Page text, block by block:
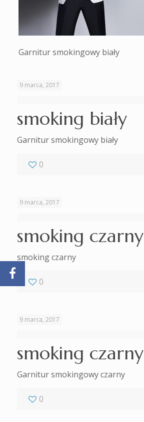
Garnitur smokingowy biały
9 marca, 2017
smoking biały
Garnitur smokingowy biały
0
9 marca, 2017
smoking czarny
smoking czarny
0
9 marca, 2017
smoking czarny
Garnitur smokingowy czarny
0